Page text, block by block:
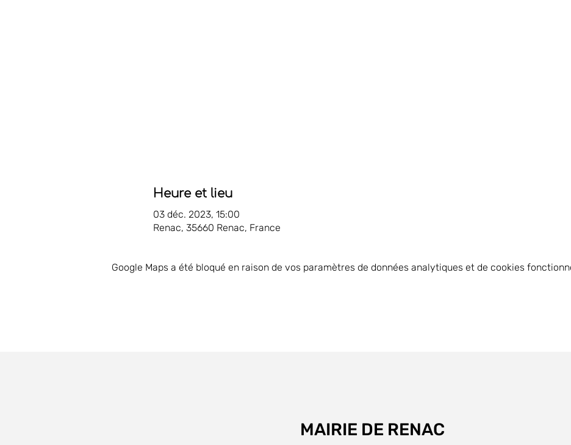
Heure et lieu
03 déc. 2023, 15:00
Renac, 35660 Renac, France
Google Maps a été bloqué en raison de vos paramètres de données analytiques et de cookies
MAIRIE DE RENAC